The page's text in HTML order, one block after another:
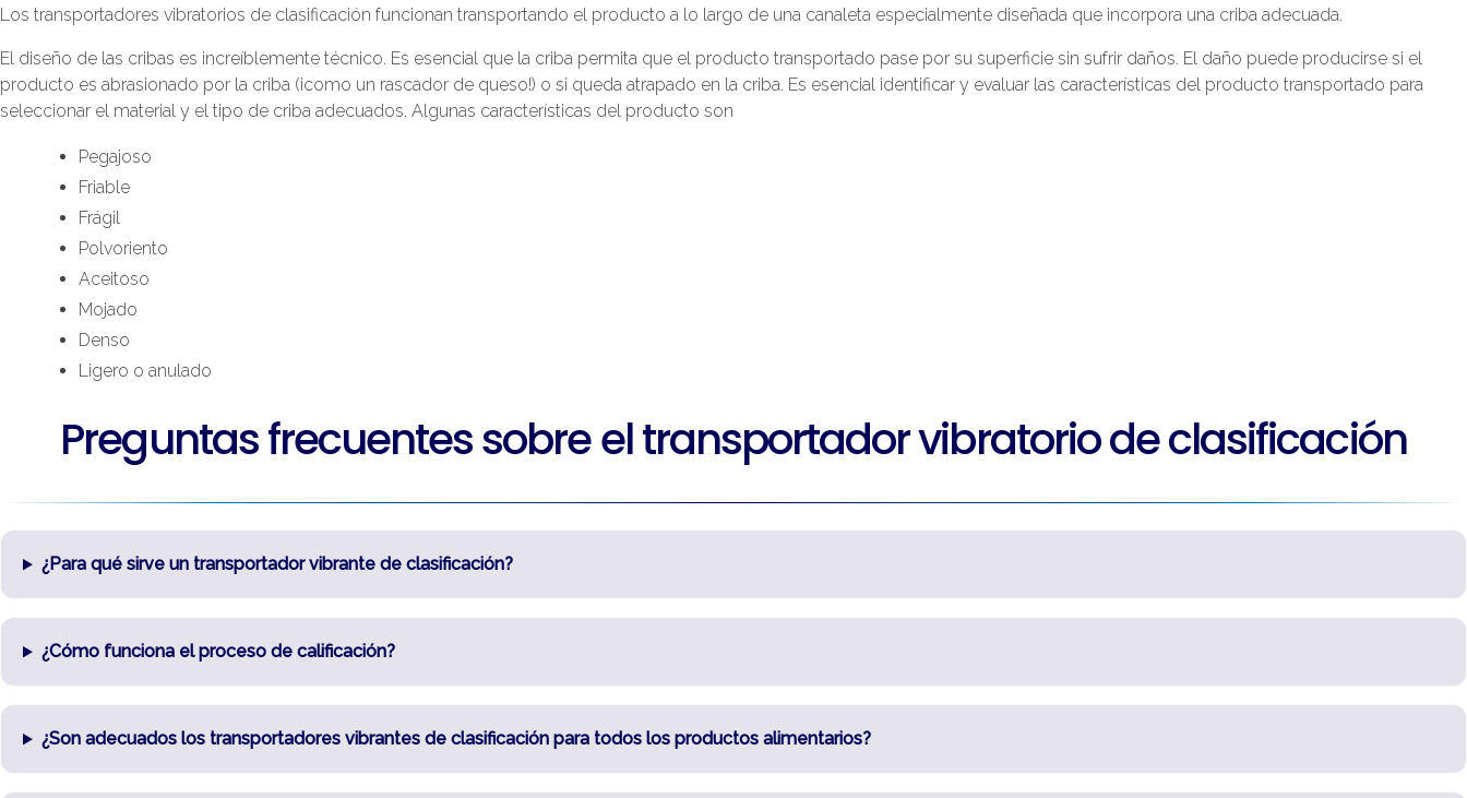
Los transportadores vibratorios de clasificación funcionan transportando el producto a lo largo de una canaleta especialmente diseñada que incorpora una criba adecuada.
El diseño de las cribas es increíblemente técnico. Es esencial que la criba permita que el producto transportado pase por su superficie sin sufrir daños. El daño puede producirse si el
producto es abrasionado por la criba (¡como un rascador de queso!) o si queda atrapado en la criba. Es esencial identificar y evaluar las características del producto transportado para
seleccionar el material y el tipo de criba adecuados. Algunas características del producto son
Pegajoso
Friable
Frágil
Polvoriento
Aceitoso
Mojado
Denso
Ligero o anulado
Preguntas frecuentes sobre el transportador vibratorio de clasificación
¿Para qué sirve un transportador vibrante de clasificación?
¿Cómo funciona el proceso de calificación?
¿Son adecuados los transportadores vibrantes de clasificación para todos los productos alimentarios?